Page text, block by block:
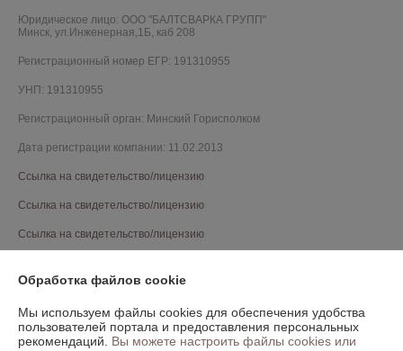
Юридическое лицо: ООО "БАЛТСВАРКА ГРУПП"
Минск, ул.Инженерная,1Б, каб 208
Регистрационный номер ЕГР: 191310955
УНП: 191310955
Регистрационный орган: Минский Горисполком
Дата регистрации компании: 11.02.2013
Ссылка на свидетельство/лицензию
Ссылка на свидетельство/лицензию
Ссылка на свидетельство/лицензию
Ссылка на свидетельство/лицензию
Обработка файлов cookie
Мы используем файлы cookies для обеспечения удобства
пользователей портала и предоставления персональных
рекомендаций. Вы можете настроить файлы cookies или